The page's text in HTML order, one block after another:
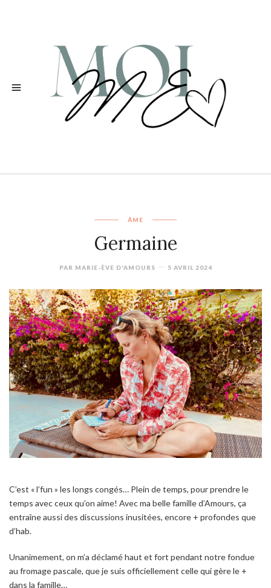
ÂME
Germaine
PAR MARIE-ÈVE D'AMOURS 5 AVRIL 2024
C’est « l’fun » les longs congés… Plein de temps, pour prendre le
temps avec ceux qu’on aime! Avec ma belle famille d’Amours, ça
entraîne aussi des discussions inusitées, encore + profondes que
d’hab.
Unanimement, on m’a déclamé haut et fort pendant notre fondue
au fromage pascale, que je suis officiellement celle qui gère le +
dans la famille…